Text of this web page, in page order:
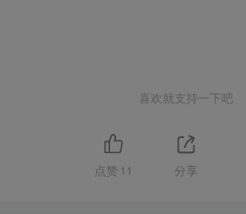
喜欢就支持一下吧
点赞 11 分享